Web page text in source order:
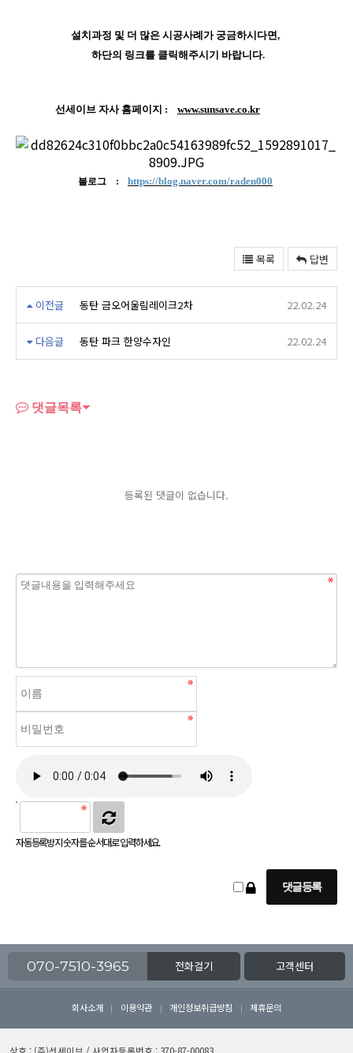
설치과정 및 더 많은 시공사례가 궁금하시다면,
하단의 링크를 클릭해주시기 바랍니다.
선세이브 자사 홈페이지 : www.sunsave.co.kr
블로그 : https://blog.naver.com/raden000
목록 답변
이전글 동탄 금오어울림레이크2차 22.02.24
다음글 동탄 파크 한양수자인 22.02.24
댓글목록
등록된 댓글이 없습니다.
자동등록방지 숫자를 순서대로 입력하세요.
070-7510-3965 전화걸기 고객센터
회사소개 이용약관 개인정보취급방침 제휴문의